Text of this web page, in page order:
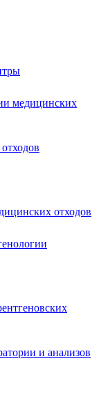
медицинских
отходов
и анализов